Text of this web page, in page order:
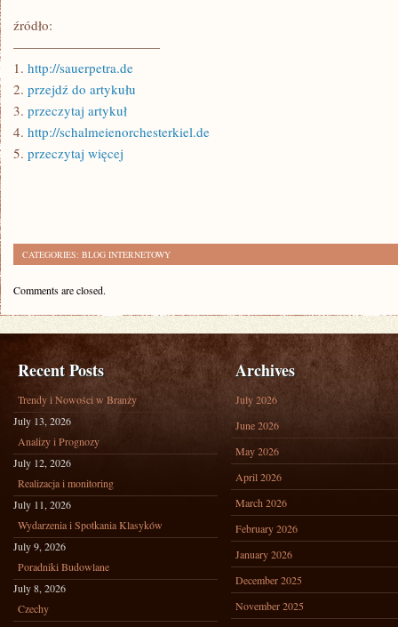
źródło:
———————————
1. http://sauerpetra.de
2. przejdź do artykułu
3. przeczytaj artykuł
4. http://schalmeienorchesterkiel.de
5. przeczytaj więcej
CATEGORIES: BLOG INTERNETOWY
Comments are closed.
Recent Posts
Trendy i Nowości w Branży
July 13, 2026
Analizy i Prognozy
July 12, 2026
Realizacja i monitoring
July 11, 2026
Wydarzenia i Spotkania Klasyków
July 9, 2026
Poradniki Budowlane
July 8, 2026
Czechy
Archives
July 2026
June 2026
May 2026
April 2026
March 2026
February 2026
January 2026
December 2025
November 2025